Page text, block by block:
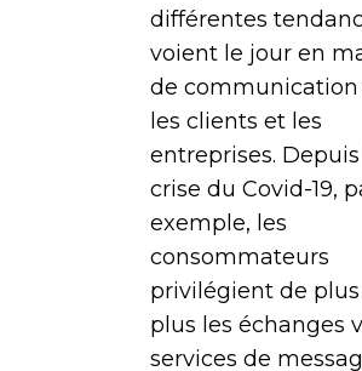
différentes
voient le jour en
de
les clients et les
entreprises. Depuis
crise du Covid-19,
exemple, les
consommateurs
privilégient de plus
plus les échanges
services de